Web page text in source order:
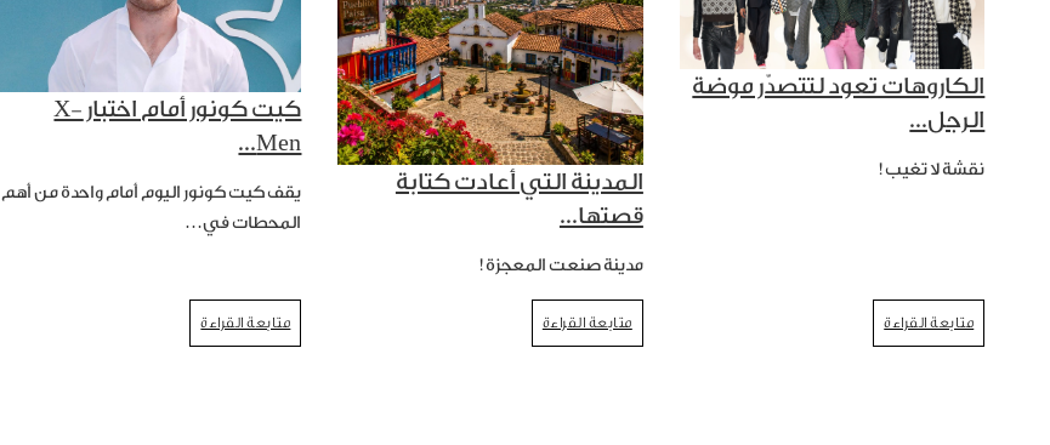
الكاروهات تعود لتتصدّر موضة
الرجل...
نقشة لا تغيب!
متابعة القراءة
المدينة التي أعادت كتابة
قصتها...
مدينة صنعت المعجزة!
متابعة القراءة
كيت كونور أمام اختبار X-
Men...
يقف كيت كونور اليوم أمام واحدة من أهم
المحطات في…
متابعة القراءة